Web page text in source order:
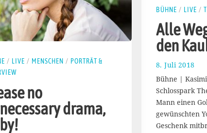
BÜHNE / LIVE /
Alle
den
8. Juli 2018
9
.
D
e
z
e
Bühne |
Schlosspark
Mann einen
gewünschten
Geschenk
/ LIVE / MENSCHEN / PORTRÄT &
no
drama,